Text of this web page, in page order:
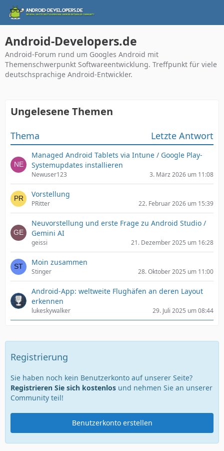
Android-Developers.de
Android-Forum rund um Googles Android mit
Themenschwerpunkt Softwareentwicklung. Treffpunkt für viele
deutschsprachige Android-Entwickler.
Ungelesene Themen
Thema Letzte Antwort
Managed Android Tablets via Intune / Google Play-
Systemupdates installieren
Newuser123 3. März 2026 um 11:08
Vorstellung
PRitter 22. Februar 2026 um 15:39
Neuvorstellung und erste Frage zu Android Studio /
Gemini AI
geissi 21. Dezember 2025 um 16:28
Moin zusammen
Stinger 28. Oktober 2025 um 11:00
Android-App: weltweite Flughäfen an deren Layout
erkennen
lukeskywalker 29. Juli 2025 um 08:44
Registrierung
Sie haben noch kein Benutzerkonto auf unserer Seite?
Registrieren Sie sich kostenlos und nehmen Sie an unserer
Community teil!
Benutzerkonto erstellen